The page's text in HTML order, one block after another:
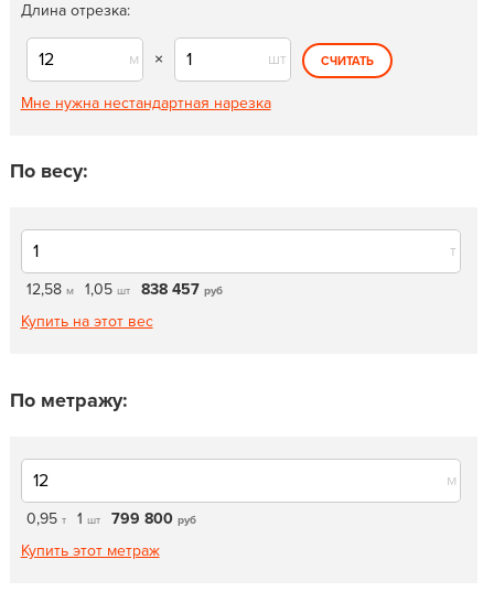
Длина отрезка:
м × шт СЧИТАТЬ
Мне нужна нестандартная нарезка
По весу:
т
12,58 м 1,05 шт 838 457 руб
Купить на этот вес
По метражу:
м
0,95 т 1 шт 799 800 руб
Купить этот метраж